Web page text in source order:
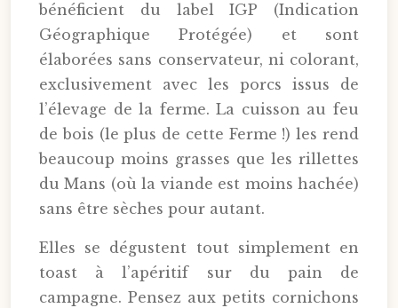
bénéficient du label IGP (Indication
Géographique Protégée) et sont
élaborées sans conservateur, ni colorant,
exclusivement avec les porcs issus de
l’élevage de la ferme. La cuisson au feu
de bois (le plus de cette Ferme !) les rend
beaucoup moins grasses que les rillettes
du Mans (où la viande est moins hachée)
sans être sèches pour autant.
Elles se dégustent tout simplement en
toast à l’apéritif sur du pain de
campagne. Pensez aux petits cornichons